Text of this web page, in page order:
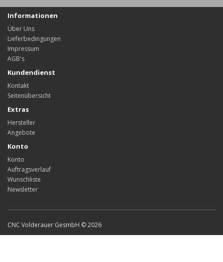
Informationen
Über Uns
Lieferbedingungen
Impressum
AGB's
Kundendienst
Kontakt
Seitenübersicht
Extras
Hersteller
Angebote
Konto
Konto
Auftragsverlauf
Wunschliste
Newsletter
CNC Volderauer GesmbH © 2026